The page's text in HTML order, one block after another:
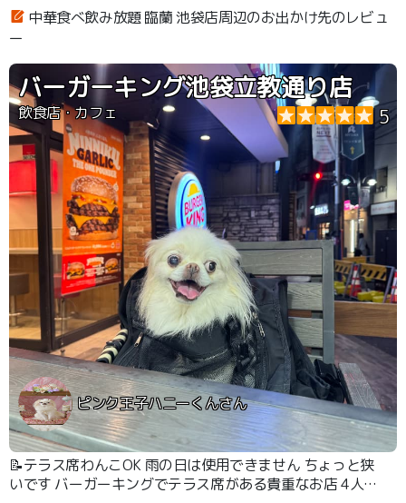
中華食べ飲み放題 臨蘭 池袋店周辺のお出かけ先のレビュ
ー
バーガーキング池袋立教通り店
飲食店・カフェ 5
ピンク王子ハニーくんさん
📝テラス席わんこOK 雨の日は使用できません ちょっと狭
いです バーガーキングでテラス席がある貴重なお店 4人掛